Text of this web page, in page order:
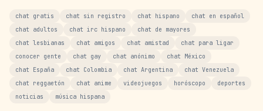
chat gratis chat sin registro chat hispano
chat en español
chat adultos
chat irc hispano
chat de mayores
chat lesbianas
chat amigos chat amistad
chat para ligar
conocer gente
chat gay chat anónimo
chat México
chat España
chat Colombia chat Argentina
chat Venezuela
chat reggaetón
chat anime videojuegos horóscopo
deportes
noticias
música hispana